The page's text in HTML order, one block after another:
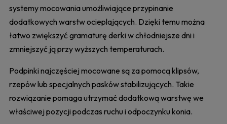
systemy mocowania umożliwiające przypinanie
dodatkowych warstw ocieplających. Dzięki temu można
łatwo zwiększyć gramaturę derki w chłodniejsze dni i
zmniejszyć ją przy wyższych temperaturach.
Podpinki najczęściej mocowane są za pomocą klipsów,
rzepów lub specjalnych pasków stabilizujących. Takie
rozwiązanie pomaga utrzymać dodatkową warstwę we
właściwej pozycji podczas ruchu i odpoczynku konia.